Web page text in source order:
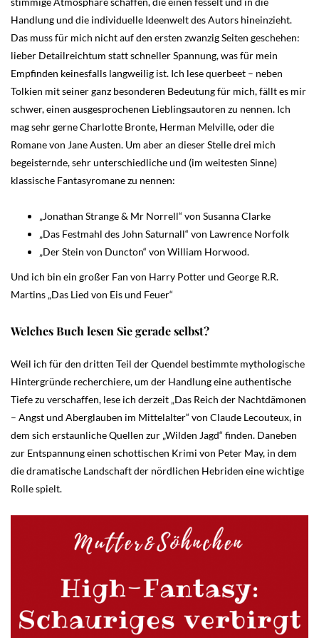
Handlung und die individuelle Ideenwelt des Autors hineinzieht.
Das muss für mich nicht auf den ersten zwanzig Seiten geschehen:
lieber Detailreichtum statt schneller Spannung, was für mein
Empfinden keinesfalls langweilig ist. Ich lese querbeet – neben
Tolkien mit seiner ganz besonderen Bedeutung für mich, fällt es mir
schwer, einen ausgesprochenen Lieblingsautoren zu nennen. Ich
mag sehr gerne Charlotte Bronte, Herman Melville, oder die
Romane von Jane Austen. Um aber an dieser Stelle drei mich
begeisternde, sehr unterschiedliche und (im weitesten Sinne)
klassische Fantasyromane zu nennen:
„Jonathan Strange & Mr Norrell“ von Susanna Clarke
„Das Festmahl des John Saturnall“ von Lawrence Norfolk
„Der Stein von Duncton“ von William Horwood.
Und ich bin ein großer Fan von Harry Potter und George R.R.
Martins „Das Lied von Eis und Feuer“
Welches Buch lesen Sie gerade selbst?
Weil ich für den dritten Teil der Quendel bestimmte mythologische
Hintergründe recherchiere, um der Handlung eine authentische
Tiefe zu verschaffen, lese ich derzeit „Das Reich der Nachtdämonen
– Angst und Aberglauben im Mittelalter“ von Claude Lecouteux, in
dem sich erstaunliche Quellen zur „Wilden Jagd“ finden. Daneben
zur Entspannung einen schottischen Krimi von Peter May, in dem
die dramatische Landschaft der nördlichen Hebriden eine wichtige
Rolle spielt.